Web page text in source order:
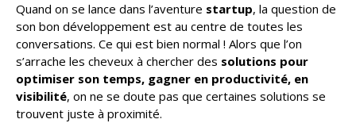
Quand on se lance dans l’aventure startup, la question de
son bon développement est au centre de toutes les
conversations. Ce qui est bien normal ! Alors que l’on
s’arrache les cheveux à chercher des solutions pour
optimiser son temps, gagner en productivité, en
visibilité, on ne se doute pas que certaines solutions se
trouvent juste à proximité.